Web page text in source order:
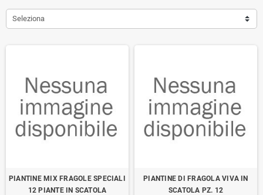
Seleziona
PIANTINE MIX FRAGOLE SPECIALI
12 PIANTE IN SCATOLA
PIANTINE DI FRAGOLA VIVA IN
SCATOLA PZ. 12